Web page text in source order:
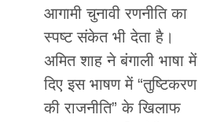
आगामी चुनावी रणनीति का
स्पष्ट संकेत भी देता है।
अमित शाह ने बंगाली भाषा में
दिए इस भाषण में “तुष्टिकरण
की राजनीति” के खिलाफ